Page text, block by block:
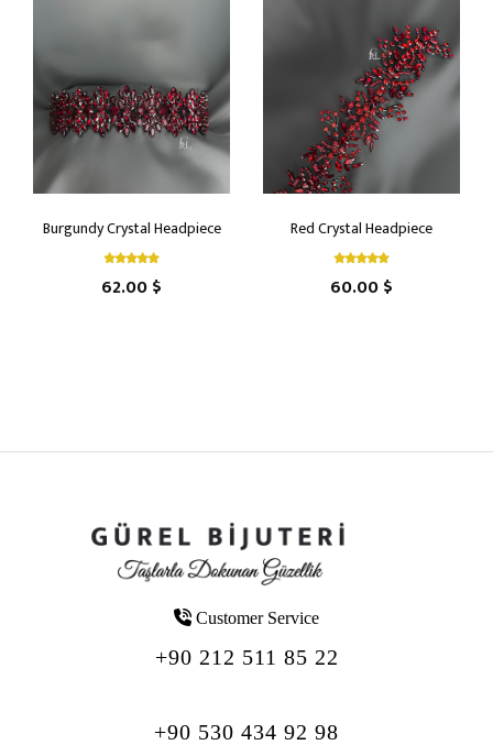
Burgundy Crystal Headpiece
62.00 $
Red Crystal Headpiece
60.00 $
Customer Service
+90 212 511 85 22
+90 530 434 92 98